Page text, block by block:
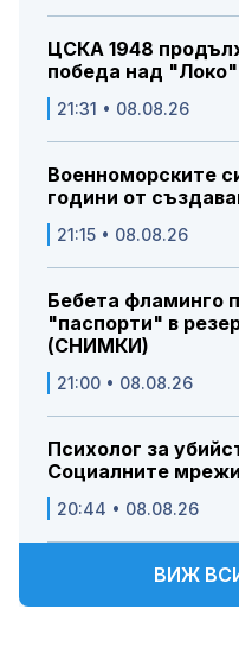
ЦСКА 1948
победа над
21:31 • 08.08.26
Военноморските
години от
21:15 • 08.08.26
Бебета фламинго
"паспорти" в
(СНИМКИ)
21:00 • 08.08.26
Психолог за
Социалните
20:44 • 08.08.26
ВИЖ